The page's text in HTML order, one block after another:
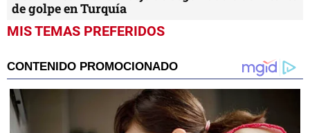
de golpe en Turquía
MIS TEMAS PREFERIDOS